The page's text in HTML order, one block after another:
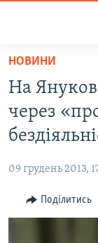
Перейти
основного
матеріалу
Перейти
до
основної
навігації
Перейти
до
ВОДА.КРИМ
ВІДЕО ТА ФОТО
БЛОГИ
ПОГЛЯД
НОВИНИ
На
через
09 грудень 2013,
Поділитись